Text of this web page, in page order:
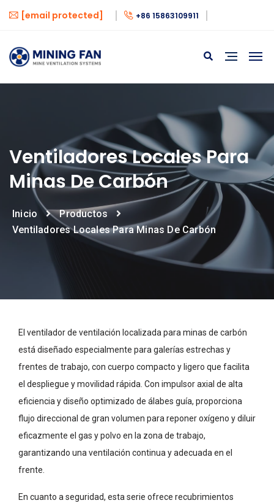
[email protected] +86 15863109911
Ventiladores Locales Para
Minas De Carbón
Inicio
Productos
Ventiladores Locales Para Minas De Carbón
El ventilador de ventilación localizada para minas de carbón
está diseñado especialmente para galerías estrechas y
frentes de trabajo, con cuerpo compacto y ligero que facilita
el despliegue y movilidad rápida. Con impulsor axial de alta
eficiencia y diseño optimizado de álabes guía, proporciona
flujo direccional de gran volumen para reponer oxígeno y diluir
eficazmente el gas y polvo en la zona de trabajo,
garantizando una ventilación continua y adecuada en el
frente.
En cuanto a seguridad, esta serie ofrece recubrimientos